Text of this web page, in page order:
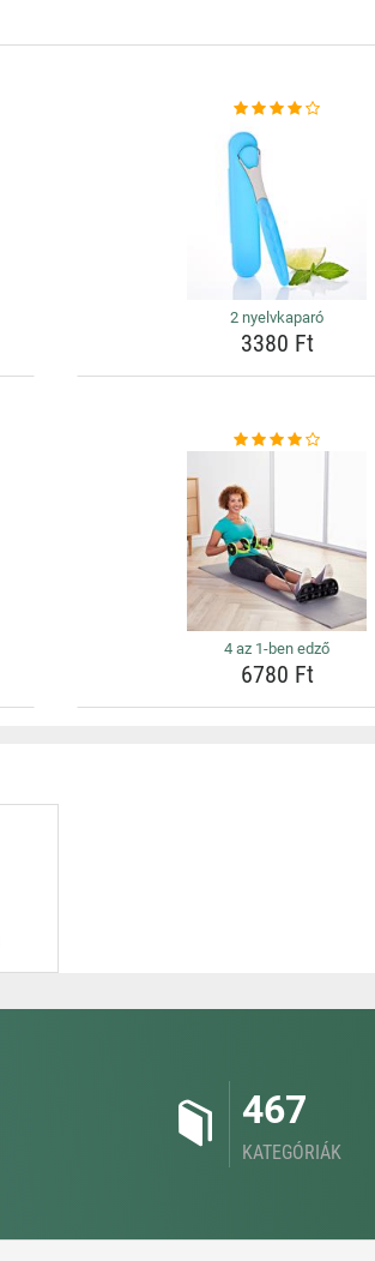
2 nyelvkaparó
3380 Ft
4 az 1-ben edző
6780 Ft
467
KATEGÓRIÁK